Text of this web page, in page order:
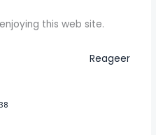
this web site.
Reageer